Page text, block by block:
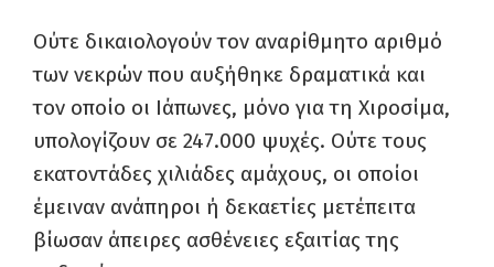
Ούτε δικαιολογούν τον αναρίθμητο αριθμό
των νεκρών που αυξήθηκε δραματικά και
τον οποίο οι Ιάπωνες, μόνο για τη Χιροσίμα,
υπολογίζουν σε 247.000 ψυχές. Ούτε τους
εκατοντάδες χιλιάδες αμάχους, οι οποίοι
έμειναν ανάπηροι ή δεκαετίες μετέπειτα
βίωσαν άπειρες ασθένειες εξαιτίας της